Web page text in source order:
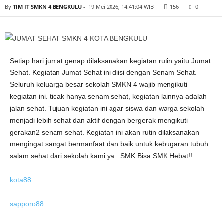
By TIM IT SMKN 4 BENGKULU - 19 Mei 2026, 14:41:04 WIB 156 0
Setiap hari jumat genap dilaksanakan kegiatan rutin yaitu Jumat
Sehat. Kegiatan Jumat Sehat ini diisi dengan Senam Sehat.
Seluruh keluarga besar sekolah SMKN 4 wajib mengikuti
kegiatan ini. tidak hanya senam sehat, kegiatan lainnya adalah
jalan sehat. Tujuan kegiatan ini agar siswa dan warga sekolah
menjadi lebih sehat dan aktif dengan bergerak mengikuti
gerakan2 senam sehat. Kegiatan ini akan rutin dilaksanakan
mengingat sangat bermanfaat dan baik untuk kebugaran tubuh.
salam sehat dari sekolah kami ya...SMK Bisa SMK Hebat!!
kota88
sapporo88